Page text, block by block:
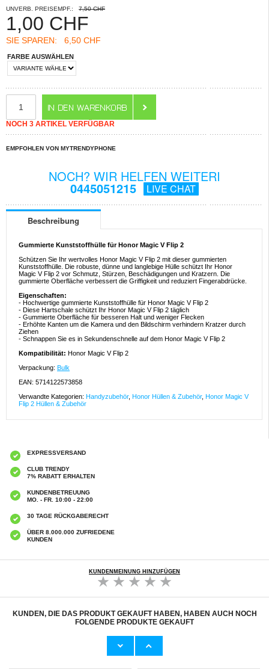
UNVERB. PREISEMPF.: 7,50 CHF
1,00 CHF
SIE SPAREN: 6,50 CHF
FARBE AUSWÄHLEN
NOCH 3 ARTIKEL VERFÜGBAR
EMPFOHLEN VON MYTRENDYPHONE
NOCH? WIR HELFEN WEITERI
0445051215 LIVE CHAT
Beschreibung
Gummierte Kunststoffhülle für Honor Magic V Flip 2
Schützen Sie Ihr wertvolles Honor Magic V Flip 2 mit dieser gummierten
Kunststoffhülle. Die robuste, dünne und langlebige Hülle schützt Ihr Honor
Magic V Flip 2 vor Schmutz, Stürzen, Beschädigungen und Kratzern. Die
gummierte Oberfläche verbessert die Griffigkeit und reduziert Fingerabdrücke.
Eigenschaften:
- Hochwertige gummierte Kunststoffhülle für Honor Magic V Flip 2
- Diese Hartschale schützt Ihr Honor Magic V Flip 2 täglich
- Gummierte Oberfläche für besseren Halt und weniger Flecken
- Erhöhte Kanten um die Kamera und den Bildschirm verhindern Kratzer durch
Ziehen
- Schnappen Sie es in Sekundenschnelle auf dem Honor Magic V Flip 2
Kompatibilität: Honor Magic V Flip 2
Verpackung: Bulk
EAN: 5714122573858
Verwandte Kategorien: Handyzubehör, Honor Hüllen & Zubehör, Honor Magic V
Flip 2 Hüllen & Zubehör
EXPRESSVERSAND
CLUB TRENDY
7% RABATT ERHALTEN
KUNDENBETREUUNG
MO. - FR. 10:00 - 22:00
30 TAGE RÜCKGABERECHT
ÜBER 8.000.000 ZUFRIEDENE
KUNDEN
KUNDENMEINUNG HINZUFÜGEN
KUNDEN, DIE DAS PRODUKT GEKAUFT HABEN, HABEN AUCH NOCH
FOLGENDE PRODUKTE GEKAUFT
iPhone 17 Nillkin Nature Pro Hybrid Hülle -
iPhone 17 Pro/18 Pro Nillkin Nature Pro
Durchsichtig